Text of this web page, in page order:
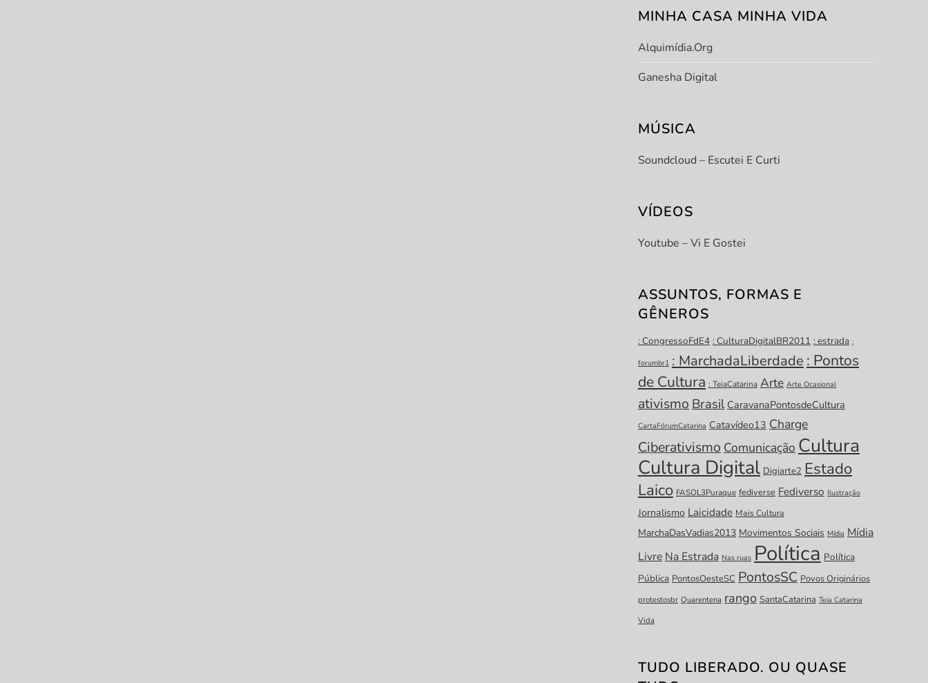
MINHA CASA MINHA VIDA
Alquimídia.org
Ganesha Digital
MÚSICA
Soundcloud – Escutei E Curti
VÍDEOS
Youtube – Vi E Gostei
ASSUNTOS, FORMAS E
GÊNEROS
: CongressoFdE4 : CulturaDigitalBR2011 : estrada :
forumbr1 : MarchadaLiberdade : Pontos
de Cultura : TeiaCatarina Arte Arte Ocasional
ativismo Brasil CaravanaPontosdeCultura
CartaFórumCatarina Catavídeo13 Charge
Ciberativismo Comunicação Cultura
Cultura Digital Digiarte2 Estado
Laico FASOL3Puraque fediverse Fediverso Ilustração
Jornalismo Laicidade Mais Cultura
MarchaDasVadias2013 Movimentos Sociais Mídia Mídia
Livre Na Estrada Nas ruas Política Política
Pública PontosOesteSC PontosSC Povos Originários
protestosbr Quarentena rango SantaCatarina Teia Catarina
Vida
TUDO LIBERADO. OU QUASE